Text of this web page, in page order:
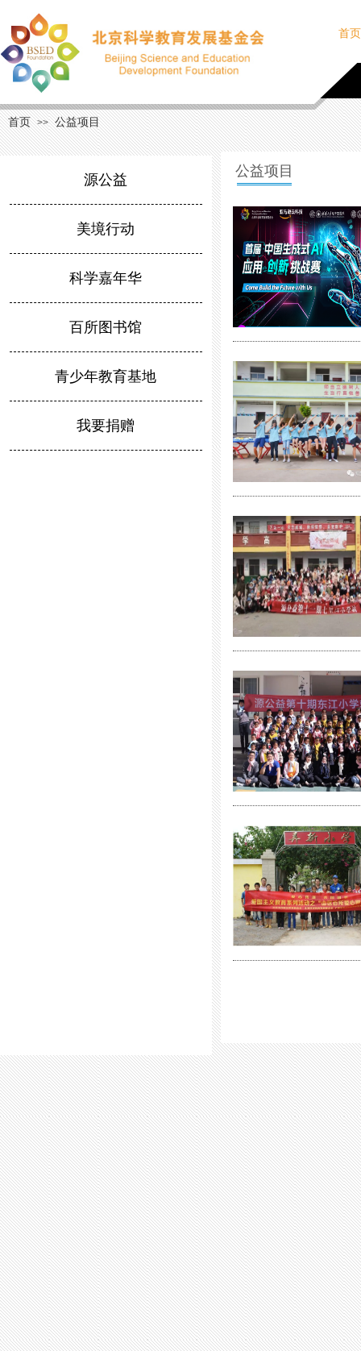
首页
首页 >> 公益项目
源公益
美境行动
科学嘉年华
百所图书馆
青少年教育基地
我要捐赠
公益项目